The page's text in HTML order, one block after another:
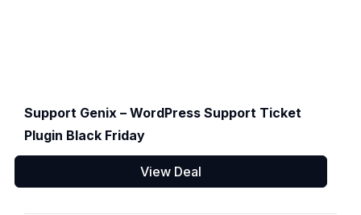
Support Genix – WordPress Support Ticket
Plugin Black Friday
View Deal